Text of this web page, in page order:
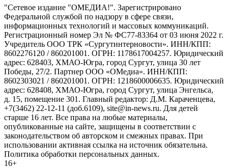
"Сетевое издание "ОМЕДИА!". Зарегистрировано
Федеральной службой по надзору в сфере связи,
информационных технологий и массовых коммуникаций.
Регистрационный номер Эл № ФС77-83364 от 03 июня 2022 г.
Учредитель ООО ТРК «Сургутинтерновости». ИНН/КПП:
8602276120 / 860201001. ОГРН: 1178617004257. Юридический
адрес: 628403, ХМАО-Югра, город Сургут, улица 30 лет
Победы, 27/2. Партнер ООО «ОМедиа». ИНН/КПП:
8602303021 / 860201001. ОГРН: 1218600006635. Юридический
адрес: 628408, ХМАО-Югра, город Сургут, улица Энгельса,
д. 15, помещение 301. Главный редактор: Д.М. Караченцева,
+7(3462) 22-12-11 (доб.6109), site@in-news.ru. Для детей
старше 16 лет. Все права на любые материалы,
опубликованные на сайте, защищены в соответствии с
законодательством об авторском и смежных правах. При
использовании активная ссылка на источник обязательна.
Политика обработки персональных данных.
16+